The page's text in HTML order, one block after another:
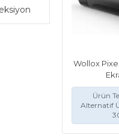
Wollox
Ürün
Alternatif